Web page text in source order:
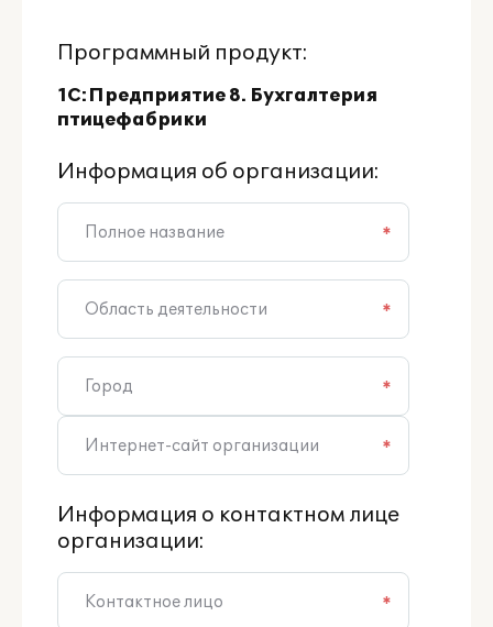
Программный продукт:
1С:Предприятие 8. Бухгалтерия
птицефабрики
Информация об организации:
*
*
*
*
Информация о контактном лице
организации:
*